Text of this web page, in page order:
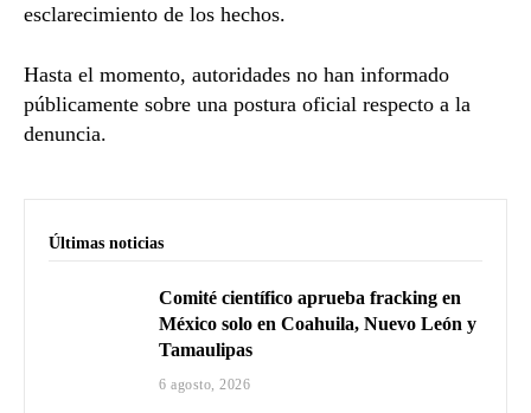
esclarecimiento de los hechos.
Hasta el momento, autoridades no han informado
públicamente sobre una postura oficial respecto a la
denuncia.
Últimas noticias
Comité científico aprueba fracking en
México solo en Coahuila, Nuevo León y
Tamaulipas
6 agosto, 2026